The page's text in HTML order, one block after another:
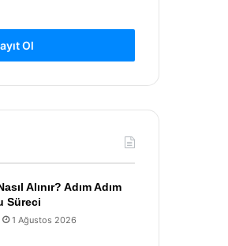
Ol
Alınır? Adım Adım
Süreci
1 Ağustos 2026